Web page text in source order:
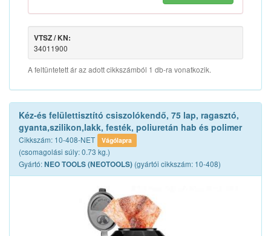
VTSZ / KN:
34011900
A feltüntetett ár az adott cikkszámból 1 db-ra vonatkozik.
Kéz-és felülettisztító csiszolókendő, 75 lap, ragasztó,
gyanta,szilikon,lakk, festék, poliuretán hab és polimer
Cikkszám: 10-408-NET Vágólapra
(csomagolási súly: 0.73 kg.)
Gyártó:NEO TOOLS (NEOTOOLS) (gyártói cikkszám: 10-408)